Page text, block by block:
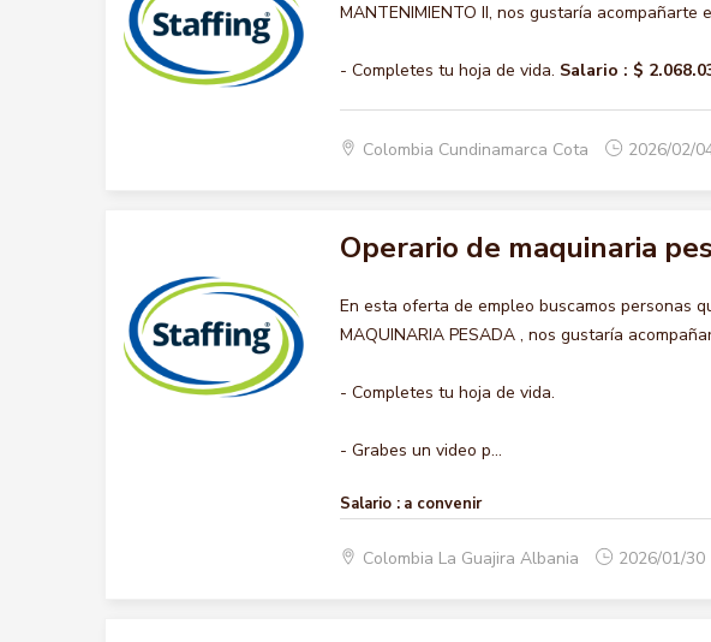
MANTENIMIENTO II, nos gustaría
- Completes tu hoja de vida. Salario : $
Colombia Cundinamarca Cota 2026/02/
Operario de maquinaria
En esta oferta de empleo buscamos personas
MAQUINARIA PESADA , nos gustaría
- Completes tu hoja de vida.
- Grabes un video p...
Salario : a convenir
Colombia La Guajira Albania 2026/01/30